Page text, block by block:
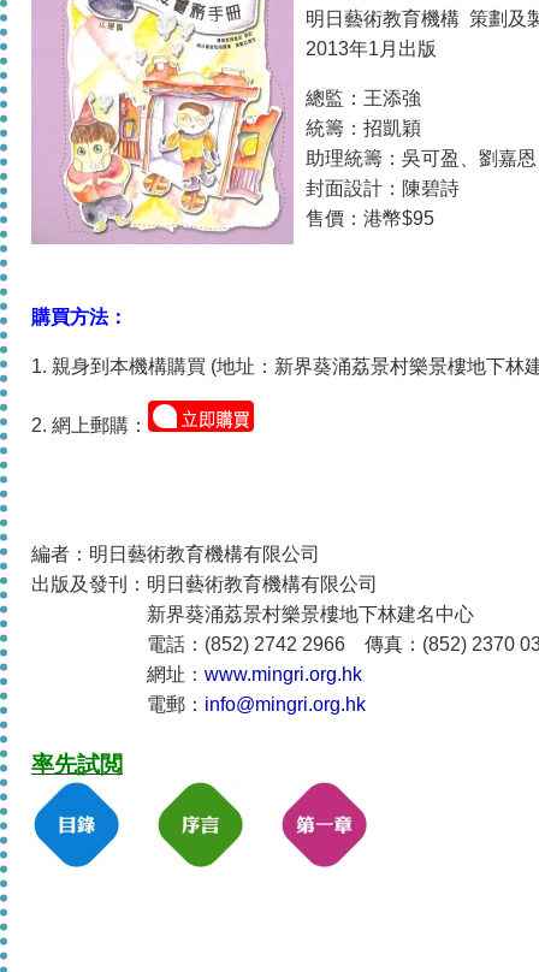
明日藝術教育機構 策劃及
2013年1月出版
總監：王添強
統籌：招凱穎
助理統籌：吳可盈、劉嘉恩
封面設計：陳碧詩
售價：港幣$95
購買方法：
1. 親身到本機構購買 (地址：新界葵涌荔景村樂景樓地下林
2. 網上郵購：
編者：明日藝術教育機構有限公司
出版及發刊：明日藝術教育機構有限公司
新界葵涌荔景村樂景樓地下林建名中心
電話：(852) 2742 2966 傳真：(852) 2370
網址： www.mingri.org.hk
電郵： info@mingri.org.hk
率先試閲